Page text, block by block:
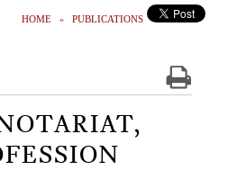
HOME PUBLICATIONS